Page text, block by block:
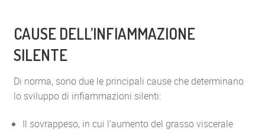
CAUSE DELL’INFIAMMAZIONE
SILENTE
Di norma, sono due le principali cause che determinano
lo sviluppo di infiammazioni silenti:
Il sovrappeso, in cui l’aumento del grasso viscerale